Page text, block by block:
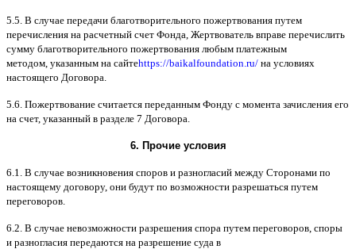
5.5. B случае передачи благотворительного пожертвования путем
перечисления на расчетный счет Фонда Жертвователь вправе перечислить
сумму благотворительного пожертвования любым платежным
методом указанным на сайтеhttps://baikalfoundation.ru/ на условиях
настоящего Договора
5.6. Пожертвование считается переданным Фонду с момента зачисления его
на счет, указанный в разделе 7 Договора
6. Прочие условия
6.1. B случае возникновения споров и разногласий между Сторонами по
настоящему договору, они будут по возможности разрешаться путем
переговоров
6.2. B случае невозможности разрешения спора путем переговоров споры
и разногласия передаются на разрешение суда в